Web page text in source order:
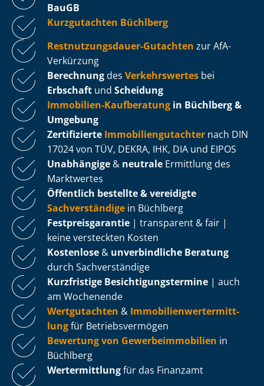
BauGB
Kurzgutachten Büchlberg
Rest­nut­zungs­dau­er-Gutachten zur AfA-
Verkürzung
Berechnung des Verkehrswertes bei
Erbschaft und Scheidung
Immobilien-Kaufberatung in Büchlberg &
Umgebung
Zertifizierte Im­mo­bi­li­en­gut­ach­ter nach DIN
17024 von TÜV, DEKRA, IHK, DIA und EIPOS
Unabhängige & neutrale Ermittlung des
Marktwertes
Öffentlich bestellte & vereidigte
Sachverständige in Büchlberg
Fest­preis­ga­ran­tie | transparent & fair |
keine versteckten Kosten
Kostenlose & unverbindliche Beratung
durch Sachverständige
Kurzfristige Be­sich­ti­gungs­ter­mi­ne | auch
am Wochenende
Wertgutachten & Im­mo­bi­li­en­wert­ermitt­
lungfür Be­triebs­ver­mö­gen
Bewertung von Ge­wer­be­im­mo­bi­li­en in
Büchlberg
Wertermittlungfür das Finanzamt